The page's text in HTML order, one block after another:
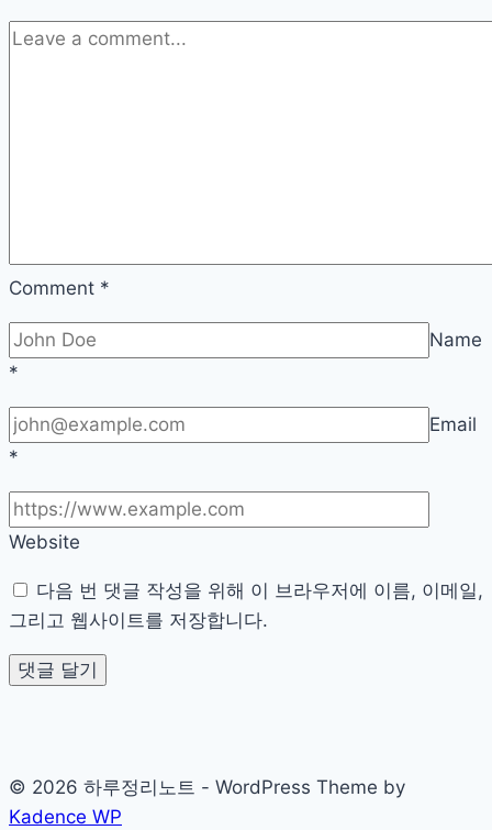
용
시
적
조
Comment *
Name
*
Email
*
Website
다음 번 댓글 작성을 위해 이 브라우저에 이름, 이메일,
그리고 웹사이트를 저장합니다.
© 2026 하루정리노트 - WordPress Theme by
Kadence WP